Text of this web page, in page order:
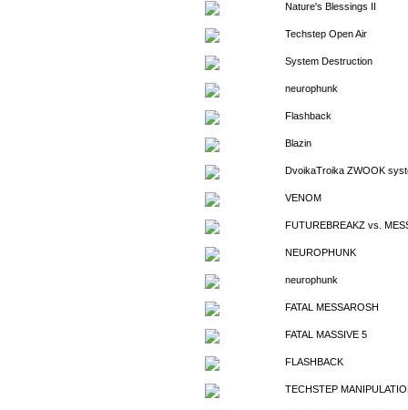
Nature's Blessings II
Techstep Open Air
System Destruction
neurophunk
Flashback
Blazin
DvoikaTroika ZWOOK
VENOM
FUTUREBREAKZ vs.
NEUROPHUNK
neurophunk
FATAL MESSAROSH
FATAL MASSIVE 5
FLASHBACK
TECHSTEP